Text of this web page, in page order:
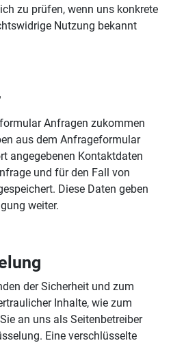
zu prüfen, wenn uns konkrete
Nutzung bekannt
Anfragen zukommen
aus dem Anfrageformular
angegebenen Kontaktdaten
und für den Fall von
Diese Daten geben
weiter.
der Sicherheit und zum
Inhalte, wie zum
an uns als Seitenbetreiber
Eine verschlüsselte